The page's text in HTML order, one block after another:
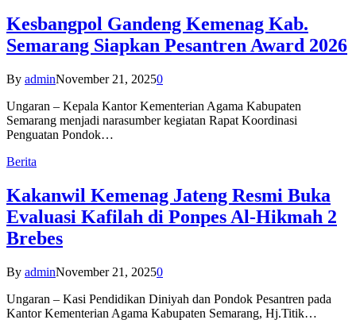
Kesbangpol Gandeng Kemenag Kab.
Semarang Siapkan Pesantren Award 2026
By adminNovember 21, 20250
Ungaran – Kepala Kantor Kementerian Agama Kabupaten
Semarang menjadi narasumber kegiatan Rapat Koordinasi
Penguatan Pondok…
Berita
Kakanwil Kemenag Jateng Resmi Buka
Evaluasi Kafilah di Ponpes Al-Hikmah 2
Brebes
By adminNovember 21, 20250
Ungaran – Kasi Pendidikan Diniyah dan Pondok Pesantren pada
Kantor Kementerian Agama Kabupaten Semarang, Hj.Titik…